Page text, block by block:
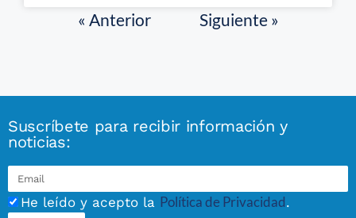
« Anterior Siguiente »
Suscríbete para recibir información y
noticias:
He leído y acepto la Política de Privacidad.